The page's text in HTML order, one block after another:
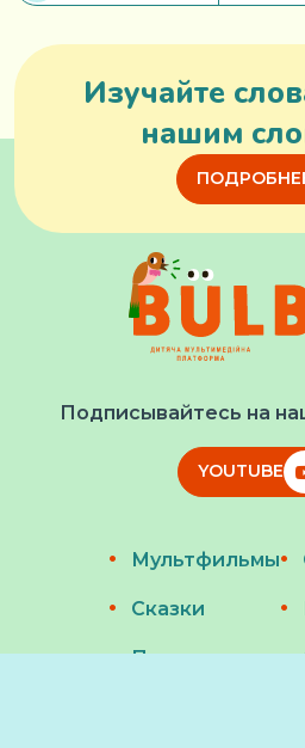
Изучайте
нашим
Подписывайтесь на
YOUTUBE
Мультфильмы
Сказки
Песни